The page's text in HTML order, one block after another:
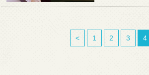
< 1 2 3 4